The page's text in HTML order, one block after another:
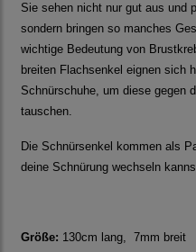
Sie sehen nicht nur gut aus und
sondern bringen so manches
wichtige Bedeutung von
breiten Flachsenkel eignen sich
Schnürschuhe, um diese gegen
tauschen.
Die Schnürsenkel kommen als
deine Schnürung wechseln
Größe: 130cm lang, 7mm breit